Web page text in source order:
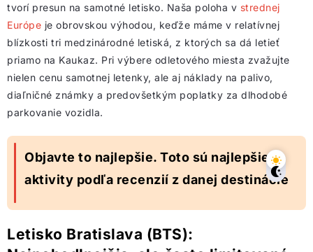
tvorí presun na samotné letisko. Naša poloha v strednej
Európe je obrovskou výhodou, keďže máme v relatívnej
blízkosti tri medzinárodné letiská, z ktorých sa dá letieť
priamo na Kaukaz. Pri výbere odletového miesta zvažujte
nielen cenu samotnej letenky, ale aj náklady na palivo,
diaľničné známky a predovšetkým poplatky za dlhodobé
parkovanie vozidla.
Objavte to najlepšie. Toto sú najlepšie
aktivity podľa recenzií z danej destinácie
Letisko Bratislava (BTS):